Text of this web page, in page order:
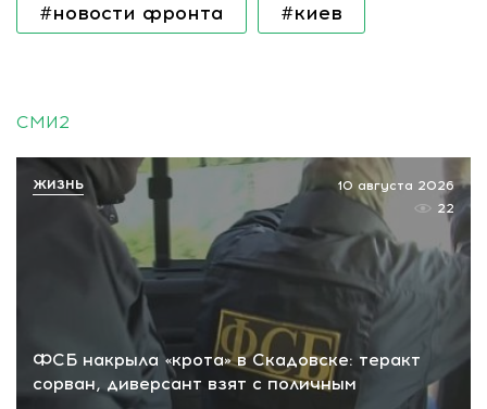
#новости фронта #киев
СМИ2
ФСБ накрыла «крота» в Скадовске: теракт
сорван, диверсант взят с поличным
10 августа 2026
22
ЖИЗНЬ